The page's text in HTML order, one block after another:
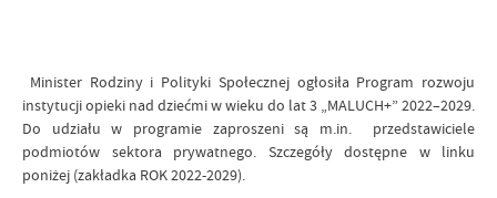
Minister Rodziny i Polityki Społecznej ogłosiła Program rozwoju
instytucji opieki nad dziećmi w wieku do lat 3 „MALUCH+” 2022–2029.
Do udziału w programie zaproszeni są m.in. przedstawiciele
podmiotów sektora prywatnego. Szczegóły dostępne w linku
poniżej (zakładka ROK 2022-2029).